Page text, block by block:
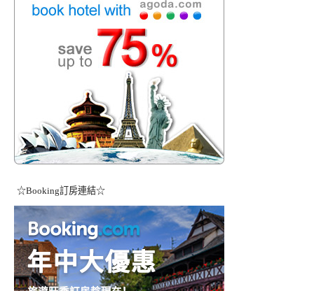
☆Booking訂房連結☆